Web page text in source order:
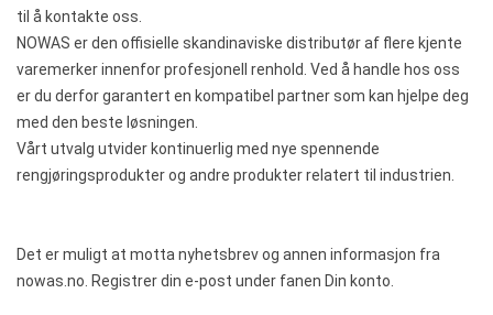
til å kontakte oss.
NOWAS er den offisielle skandinaviske distributør af flere kjente
varemerkerinnenfor profesjonell renhold. Ved å handle hos oss
er du derfor garantert en kompatibel partner som kan hjelpe deg
med den beste løsningen.
Vårt utvalg utvider kontinuerlig med nye spennende
rengjøringsprodukter og andre produkter relatert til industrien.
Det er muligt at motta nyhetsbrev og annen informasjon fra
nowas.no. Registrer din e-post under fanen Din konto.